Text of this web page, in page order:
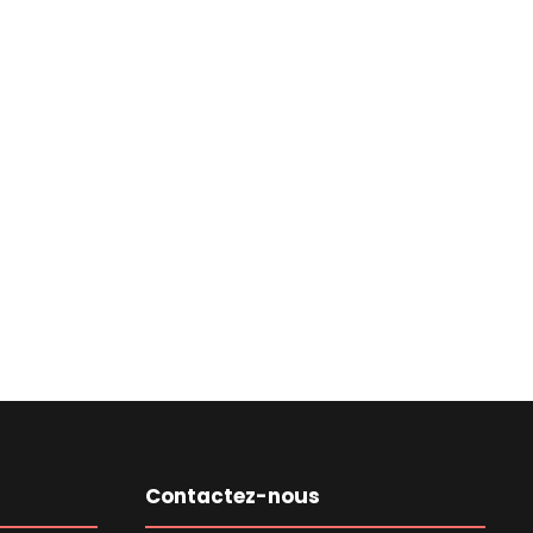
Contactez-nous